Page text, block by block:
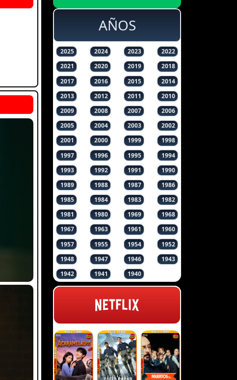
AÑOS
2025 2024 2023
2022
2021
2020 2019
2018
2017
2016 2015
2014
2013
2012 2011
2010
2009
2008 2007
2006
2005
2004 2003
2002
2001
2000 1999
1998
1997
1996 1995
1994
1993
1992 1991
1990
1989
1988 1987
1986
1985
1984 1983
1982
1981
1980 1969
1968
1967
1963 1961
1960
1957
1955 1954
1952
1948
1947 1946
1943
1942
1941 1940